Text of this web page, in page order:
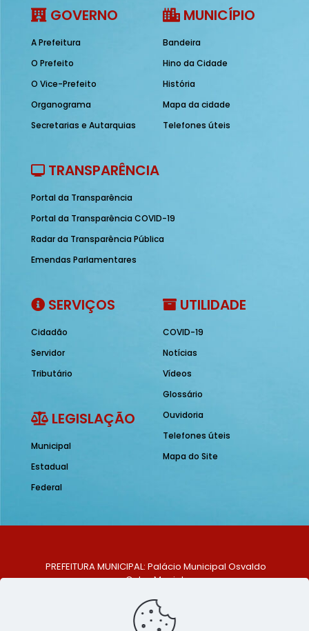
GOVERNO
A Prefeitura
O Prefeito
O Vice-Prefeito
Organograma
Secretarias e Autarquias
MUNICÍPIO
Bandeira
Hino da Cidade
História
Mapa da cidade
Telefones úteis
TRANSPARÊNCIA
Portal da Transparência
Portal da Transparência COVID-19
Radar da Transparência Pública
Emendas Parlamentares
SERVIÇOS
Cidadão
Servidor
Tributário
LEGISLAÇÃO
Municipal
Estadual
Federal
UTILIDADE
COVID-19
Notícias
Vídeos
Glossário
Ouvidoria
Telefones úteis
Mapa do Site
PREFEITURA MUNICIPAL: Palácio Municipal Osvaldo
Celso Maciel
Centro, São Bento do Una - PE. CEP: 553370-128
TELEFONE: (81) 99548-1569